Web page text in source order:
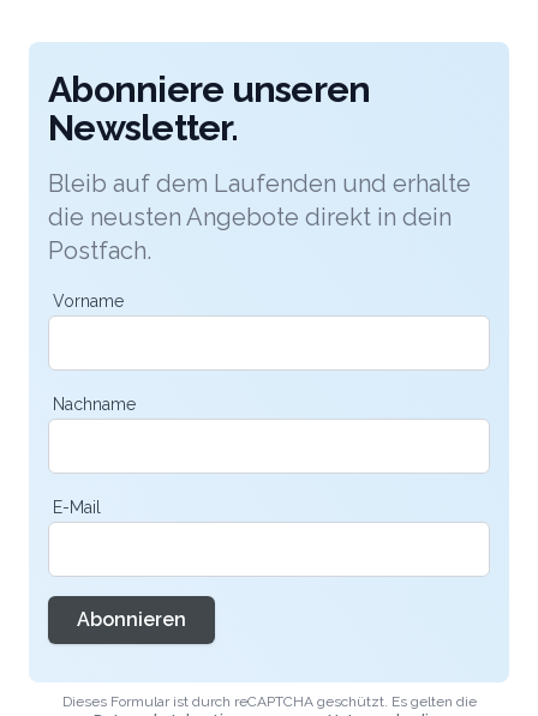
Festsaal und dem einzigartigen Gewölbekeller der
Öffentlichkeit zugänglich gemacht.
Abonniere unseren
Newsletter.
Bleib auf dem Laufenden und erhalte
die neusten Angebote direkt in dein
Postfach.
Vorname
Nachname
E-Mail
Abonnieren
Dieses Formular ist durch reCAPTCHA geschützt. Es gelten die